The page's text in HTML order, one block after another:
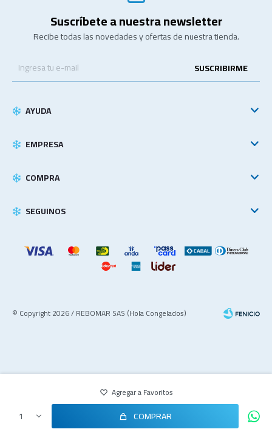
1 COMPRAR
Suscríbete a nuestra newsletter
Recibe todas las novedades y ofertas de nuestra tienda.
SUSCRIBIRME
AYUDA
EMPRESA
COMPRA
SEGUINOS
© Copyright 2026 / REBOMAR SAS (Hola Congelados)